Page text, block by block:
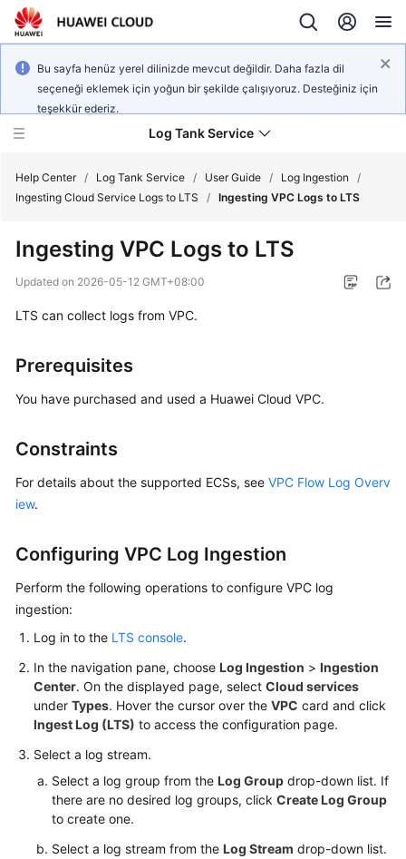
Bu sayfa henüz yerel dilinizde mevcut değildir. Daha fazla dil
seçeneği eklemek için yoğun bir şekilde çalışıyoruz. Desteğiniz için
teşekkür ederiz.
Log Tank Service
New
Overview
Overview
Getting
Started
Guide
Best
Practices
Developer
Guide
API
Reference
Reference
Help Center / Log Tank Service / User Guide / Log Ingestion
/
Ingesting Cloud Service Logs to LTS
/ Ingesting VPC Logs to LTS
Ingesting VPC Logs to LTS
Updated on 2026-05-12 GMT+08:00
LTS can collect logs from VPC.
Prerequisites
You have purchased and used a Huawei Cloud VPC.
Constraints
For details about the supported ECSs, see VPC Flow Log Overv
iew.
Configuring VPC Log Ingestion
Perform the following operations to configure VPC log
ingestion:
Log in to the LTS console.
In the navigation pane, choose Log Ingestion > Ingestion
Center. On the displayed page, select Cloud services
under Types. Hover the cursor over the VPC card and click
Ingest Log (LTS) to access the configuration page.
Select a log stream.
Select a log group from the Log Group drop-down list. If
there are no desired log groups, click Create Log Group
to create one.
Select a log stream from the Log Stream drop-down list.